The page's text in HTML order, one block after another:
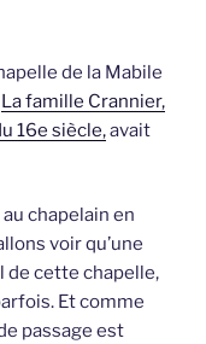
de la Mabile
La famille Crannier,
16e siècle,avait
chapelain en
voir qu’une
de cette chapelle,
Et comme
passage est